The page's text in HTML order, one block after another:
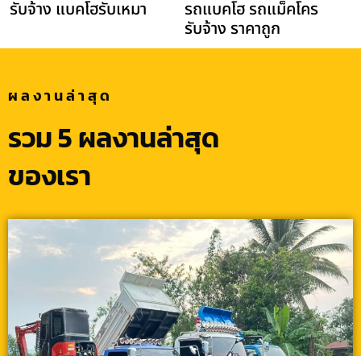
รับจ้าง แบคโฮรับเหมา
รถแบคโฮ รถแม็คโคร
รับจ้าง ราคาถูก
ผลงานล่าสุด
รวม 5 ผลงานล่าสุด
ของเรา